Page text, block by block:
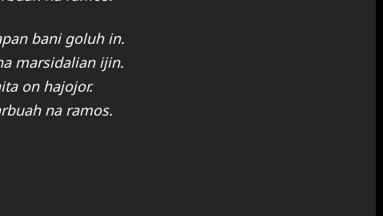
bani goluh in.
marsidalian ijin.
on hajojor.
na ramos.